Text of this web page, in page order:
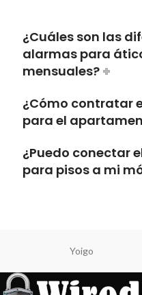
¿Cuáles son las
alarmas para
mensuales?
¿Cómo contratar
para el
¿Puedo conectar
para pisos a mi
Yoigo